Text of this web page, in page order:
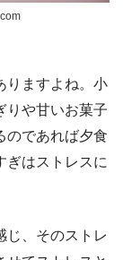
りますよね。小
りや甘いお菓子
のであれば夕食
ぎはストレスに
じ、そのストレ